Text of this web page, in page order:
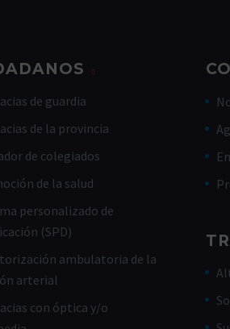
de guardia
de la provincia
de colegiados
de la salud
personalizado de
(SPD)
ambulatoria de la
arterial
con óptica y/o